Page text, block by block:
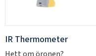
IR Thermometer
Hett om öronen?